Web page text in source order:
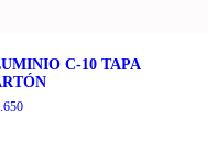
C-10 TAPA